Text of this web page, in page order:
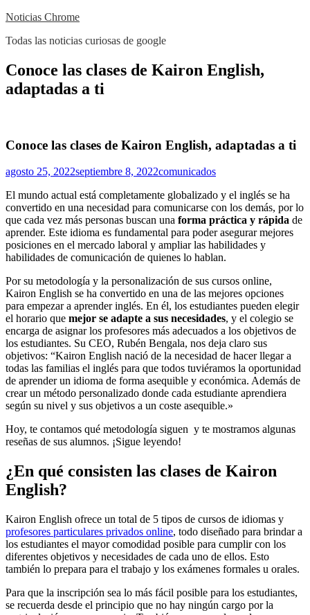
Skip
content
Noticias Chrome
Todas las noticias curiosas de google
Close
Menu
Conoce las clases de Kairon English,
adaptadas a ti
Conoce las clases de Kairon English, adaptadas a ti
agosto 25, 2022septiembre 8, 2022comunicados
El mundo actual está completamente globalizado y el inglés se ha
convertido en una necesidad para comunicarse con los demás, por lo
que cada vez más personas buscan una forma práctica y rápida de
aprender. Este idioma es fundamental para poder asegurar mejores
posiciones en el mercado laboral y ampliar las habilidades y
habilidades de comunicación de quienes lo hablan.
Por su metodología y la personalización de sus cursos online,
Kairon English se ha convertido en una de las mejores opciones
para empezar a aprender inglés. En él, los estudiantes pueden elegir
el horario que mejor se adapte a sus necesidades, y el colegio se
encarga de asignar los profesores más adecuados a los objetivos de
los estudiantes. Su CEO, Rubén Bengala, nos deja claro sus
objetivos: “Kairon English nació de la necesidad de hacer llegar a
todas las familias el inglés para que todos tuviéramos la oportunidad
de aprender un idioma de forma asequible y económica. Además de
crear un método personalizado donde cada estudiante aprendiera
según su nivel y sus objetivos a un coste asequible.»
Hoy, te contamos qué metodología siguen y te mostramos algunas
reseñas de sus alumnos. ¡Sigue leyendo!
¿En qué consisten las clases de Kairon
English?
Kairon English ofrece un total de 5 tipos de cursos de idiomas y
profesores particulares privados online, todo diseñado para brindar a
los estudiantes el mayor comodidad posible para cumplir con los
diferentes objetivos y necesidades de cada uno de ellos. Esto
también lo prepara para el trabajo y los exámenes formales u orales.
Para que la inscripción sea lo más fácil posible para los estudiantes,
se recuerda desde el principio que no hay ningún cargo por la